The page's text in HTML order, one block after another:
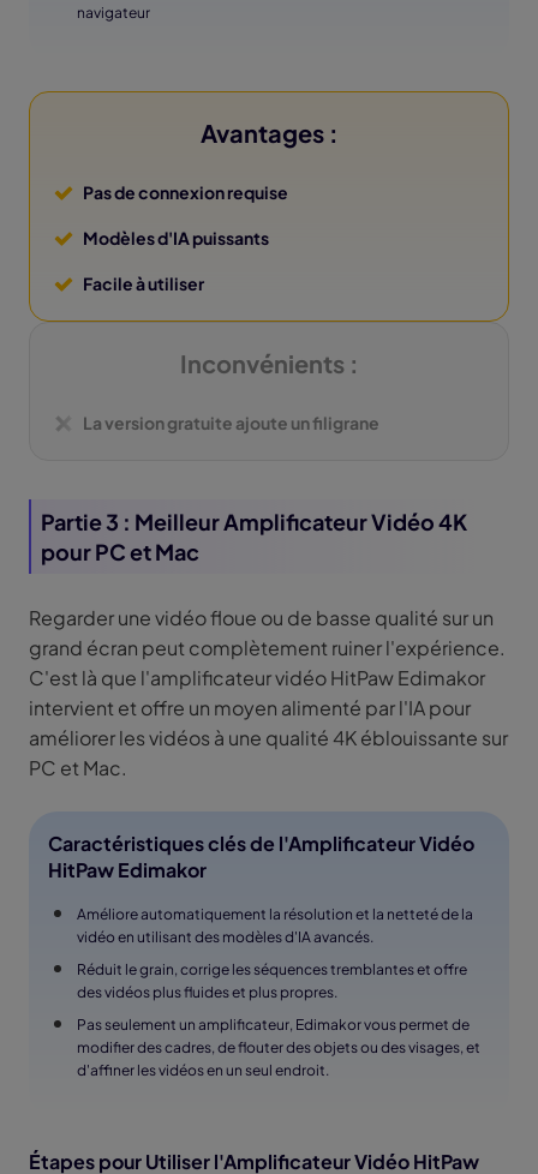
navigateur
Avantages :
Pas de connexion requise
Modèles d'IA puissants
Facile à utiliser
Inconvénients :
La version gratuite ajoute un filigrane
Partie 3 : Meilleur Amplificateur Vidéo 4K
pour PC et Mac
Regarder une vidéo floue ou de basse qualité sur un
grand écran peut complètement ruiner l'expérience.
C'est là que l'amplificateur vidéo HitPaw Edimakor
intervient et offre un moyen alimenté par l'IA pour
améliorer les vidéos à une qualité 4K éblouissante sur
PC et Mac.
Caractéristiques clés de l'Amplificateur Vidéo
HitPaw Edimakor
Améliore automatiquement la résolution et la netteté de la
vidéo en utilisant des modèles d'IA avancés.
Réduit le grain, corrige les séquences tremblantes et offre
des vidéos plus fluides et plus propres.
Pas seulement un amplificateur, Edimakor vous permet de
modifier des cadres, de flouter des objets ou des visages, et
d'affiner les vidéos en un seul endroit.
Étapes pour Utiliser l'Amplificateur Vidéo HitPaw